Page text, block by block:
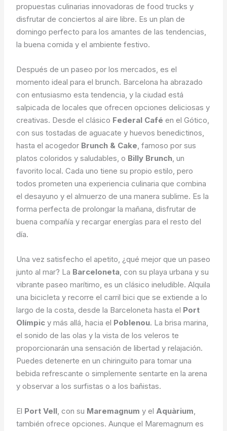
propuestas culinarias innovadoras de food trucks y
disfrutar de conciertos al aire libre. Es un plan de
domingo perfecto para los amantes de las tendencias,
la buena comida y el ambiente festivo.
Después de un paseo por los mercados, es el
momento ideal para el brunch. Barcelona ha abrazado
con entusiasmo esta tendencia, y la ciudad está
salpicada de locales que ofrecen opciones deliciosas y
creativas. Desde el clásico Federal Café en el Gótico,
con sus tostadas de aguacate y huevos benedictinos,
hasta el acogedor Brunch & Cake, famoso por sus
platos coloridos y saludables, o Billy Brunch, un
favorito local. Cada uno tiene su propio estilo, pero
todos prometen una experiencia culinaria que combina
el desayuno y el almuerzo de una manera sublime. Es la
forma perfecta de prolongar la mañana, disfrutar de
buena compañía y recargar energías para el resto del
día.
Una vez satisfecho el apetito, ¿qué mejor que un paseo
junto al mar? La Barceloneta, con su playa urbana y su
vibrante paseo marítimo, es un clásico ineludible. Alquila
una bicicleta y recorre el carril bici que se extiende a lo
largo de la costa, desde la Barceloneta hasta el Port
Olímpic y más allá, hacia el Poblenou. La brisa marina,
el sonido de las olas y la vista de los veleros te
proporcionarán una sensación de libertad y relajación.
Puedes detenerte en un chiringuito para tomar una
bebida refrescante o simplemente sentarte en la arena
y observar a los surfistas o a los bañistas.
El Port Vell, con su Maremagnum y el Aquàrium,
también ofrece opciones. Aunque el Maremagnum es